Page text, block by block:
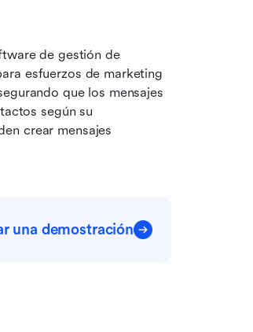
de gestión de
esfuerzos de marketing
que los mensajes
según su
crear mensajes
una demostración